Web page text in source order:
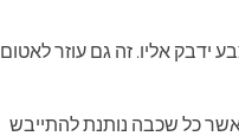
אליו. זה גם עוזר לאטום
כל שכבה נותנת להתייבש